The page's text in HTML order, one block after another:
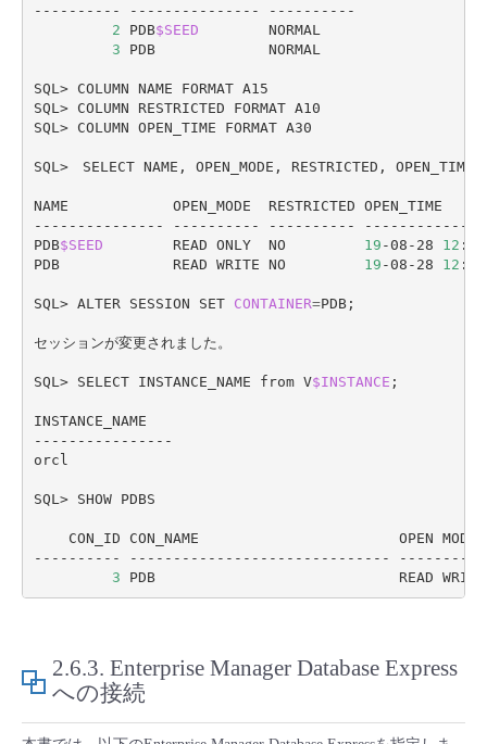
---------- --------------- ----------
2 PDB$SEED
        NORMAL
3 PDB             NORMAL
SQL> COLUMN NAME FORMAT A15
SQL> COLUMN RESTRICTED FORMAT A10
SQL> COLUMN OPEN_TIME FORMAT A30
SQL>　SELECT NAME, OPEN_MODE, RESTRICTED, OPEN_TIME
NAME            OPEN_MODE  RESTRICTED OPEN_TIME
--------------- ---------- ----------
PDB$SEED
        READ ONLY  NO
19 -08-28 12
PDB             READ WRITE NO 19 -08-28 12
SQL> ALTER SESSION SET CONTAINER=PDB;
セッションが変更されました。
SQL> SELECT INSTANCE_NAME from V$INSTANCE ;
INSTANCE_NAME
----------------
orcl
SQL> SHOW PDBS
CON_ID CON_NAME                       OPEN MODE
---------- ------------------------------
3
2.6.3. Enterprise Manager Database Express
への接続